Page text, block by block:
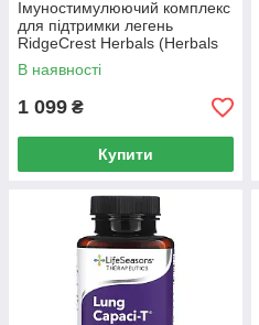
Імуностимулюючий комплекс
для підтримки легень
RidgeCrest Herbals (Herbals
Clear Lungs Immune) 60
гелевих капсул
В наявності
1 099 ₴
Купити